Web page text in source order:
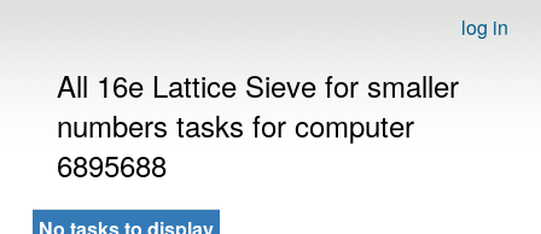
log in
All 16e Lattice Sieve for smaller
numbers tasks for computer
6895688